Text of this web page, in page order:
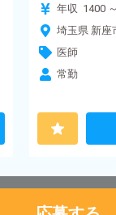
年収 1400
埼玉県 新座
医師
常勤